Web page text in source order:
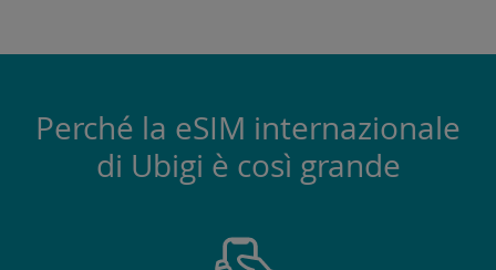
Perché la eSIM internazionale
di Ubigi è così grande